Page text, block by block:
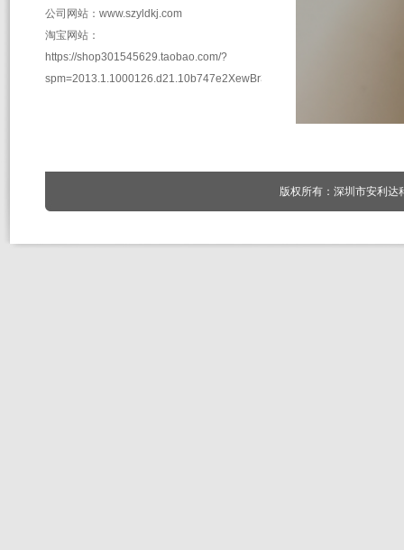
公司网站：www.szyldkj.com
淘宝网站：
https://shop301545629.taobao.com/?
spm=2013.1.1000126.d21.10b747e2XewBr3
版权所有：深圳市安利